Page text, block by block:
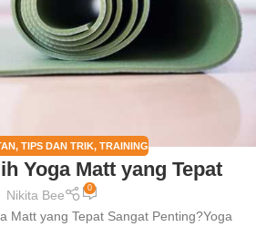
, TIPS DAN TRIK, TRAINING
Yoga Matt yang Tepat
Nikita Bee 0
Matt yang Tepat Sangat Penting?Yoga